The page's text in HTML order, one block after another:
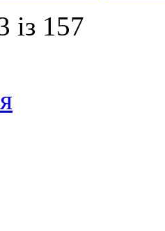
із 157